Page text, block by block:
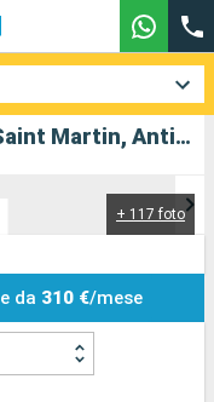
Crociera MSC World Europa: Saint Martin, Antigua e Barbuda, San Cristoforo e Nevis, Dominica, Martinica, Guadalupa in partenza da Pointe a pitre(Guadalupa)
+ 117 foto
da 310 €/mese